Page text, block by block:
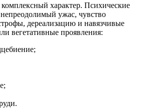
характер. Психические
ужас, чувство
дереализацию и навязчивые
вегетативные проявления: